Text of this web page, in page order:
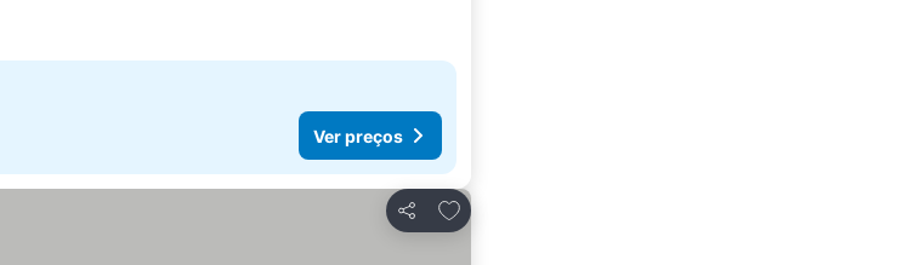
Ver preços
Partilhar
Adicionar aos favoritos